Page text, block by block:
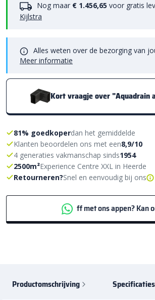
Nog maar € 1.456,65 voor gratis
Kijlstra
Alles weten over de bezorging van
Meer informatie
Kort vraagje over "Aquadrain
81% goedkoperdan het gemiddelde
Klanten beoordelen ons met een8,9/10
4 generaties vakmanschap sinds1954
2500m²Experience Centre XXL in Heerde
Retourneren?Snel en eenvoudig bij ons
ff met ons appen? Kan
Productomschrijving Specificaties